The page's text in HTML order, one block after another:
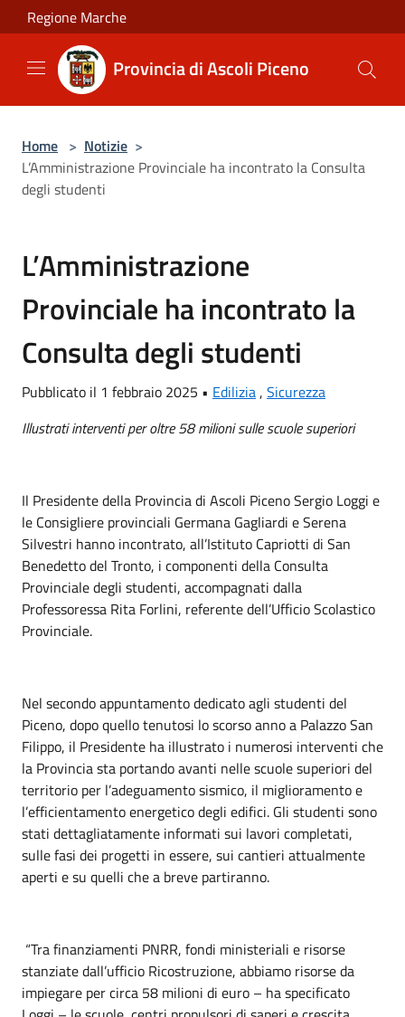
Salta al contenuto principale
Regione Marche
Provincia di Ascoli Piceno
Home > Notizie >
L’Amministrazione Provinciale ha incontrato la Consulta
degli studenti
L’Amministrazione
Provinciale ha incontrato la
Consulta degli studenti
Pubblicato il 1 febbraio 2025 • Edilizia, Sicurezza
Illustrati interventi per oltre 58 milioni sulle scuole superiori
Il Presidente della Provincia di Ascoli Piceno Sergio Loggi e
le Consigliere provinciali Germana Gagliardi e Serena
Silvestri hanno incontrato, all’Istituto Capriotti di San
Benedetto del Tronto, i componenti della Consulta
Provinciale degli studenti, accompagnati dalla
Professoressa Rita Forlini, referente dell’Ufficio Scolastico
Provinciale.
Nel secondo appuntamento dedicato agli studenti del
Piceno, dopo quello tenutosi lo scorso anno a Palazzo San
Filippo, il Presidente ha illustrato i numerosi interventi che
la Provincia sta portando avanti nelle scuole superiori del
territorio per l’adeguamento sismico, il miglioramento e
l’efficientamento energetico degli edifici. Gli studenti sono
stati dettagliatamente informati sui lavori completati,
sulle fasi dei progetti in essere, sui cantieri attualmente
aperti e su quelli che a breve partiranno.
“Tra finanziamenti PNRR, fondi ministeriali e risorse
stanziate dall’ufficio Ricostruzione, abbiamo risorse da
impiegare per circa 58 milioni di euro – ha specificato